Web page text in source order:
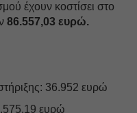
έχουν κοστίσει στο
86.557,03 ευρώ.
36.952 ευρώ
ευρώ